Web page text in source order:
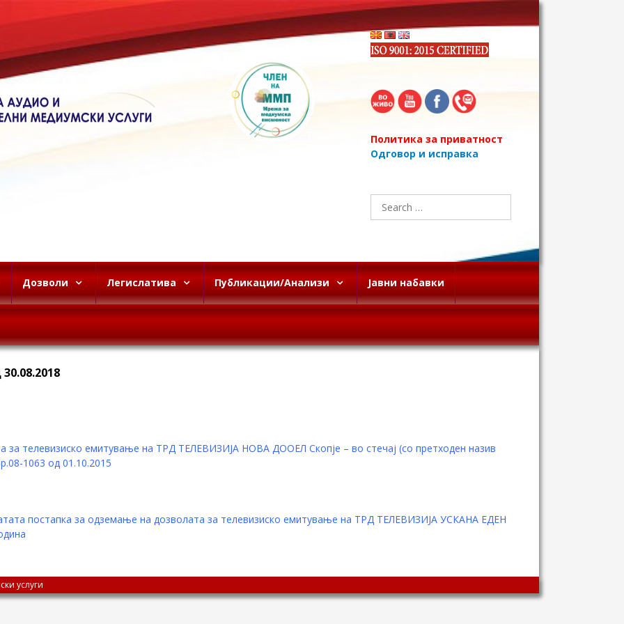
Политика за приватност
Одговор и исправка
Search
for:
Дозволи Легислатива Публикации/Анализи Јавни набавки
за телевизиско емитување на ТРД ТЕЛЕВИЗИЈА НОВА ДООЕЛ Скопје – во стечај (со претходен назив
1063 од 01.10.2015
постапка за одземање на дозволата за телевизиско емитување на ТРД ТЕЛЕВИЗИЈА УСКАНА ЕДЕН
provides
услуги